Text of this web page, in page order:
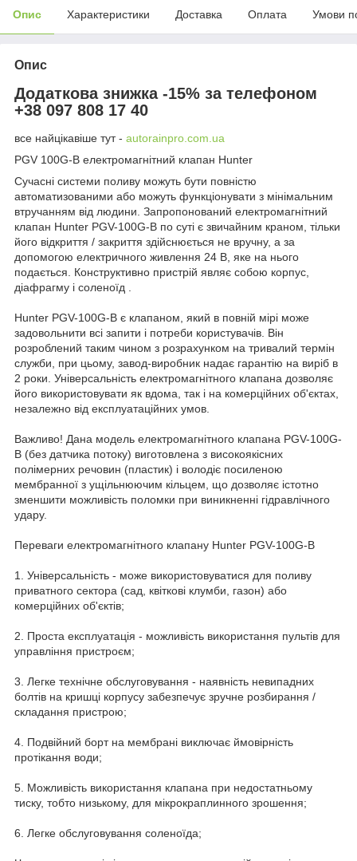
Опис Характеристики Доставка Оплата Умови
Опис
Додаткова знижка -15% за телефоном
+38 097 808 17 40
все найцікавіше тут - autorainpro.com.ua
PGV 100G-B електромагнітний клапан Hunter
Сучасні системи поливу можуть бути повністю
автоматизованими або можуть функціонувати з мінімальним
втручанням від людини. Запропонований електромагнітний
клапан Hunter PGV-100G-B по суті є звичайним краном, тільки
його відкриття / закриття здійснюється не вручну, а за
допомогою електричного живлення 24 В, яке на нього
подається. Конструктивно пристрій являє собою корпус,
діафрагму і соленоїд .
Hunter PGV-100G-B є клапаном, який в повній мірі може
задовольнити всі запити і потреби користувачів. Він
розроблений таким чином з розрахунком на тривалий термін
служби, при цьому, завод-виробник надає гарантію на виріб в
2 роки. Універсальність електромагнітного клапана дозволяє
його використовувати як вдома, так і на комерційних об'єктах,
незалежно від експлуатаційних умов.
Важливо! Дана модель електромагнітного клапана PGV-100G-
B (без датчика потоку) виготовлена з високоякісних
полімерних речовин (пластик) і володіє посиленою
мембранної з ущільнюючим кільцем, що дозволяє істотно
зменшити можливість поломки при виникненні гідравлічного
удару.
Переваги електромагнітного клапану Hunter PGV-100G-B
1. Універсальність - може використовуватися для поливу
приватного сектора (сад, квіткові клумби, газон) або
комерційних об'єктів;
2. Проста експлуатація - можливість використання пультів для
управління пристроєм;
3. Легке технічне обслуговування - наявність невипадних
болтів на кришці корпусу забезпечує зручне розбирання /
складання пристрою;
4. Подвійний борт на мембрані виключає ймовірність
протікання води;
5. Можливість використання клапана при недостатньому
тиску, тобто низькому, для мікрокраплинного зрошення;
6. Легке обслуговування соленоїда;